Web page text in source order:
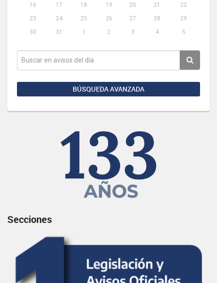
16
17 18 19 20 21
22
23
24 25 26 27 28
29
30
31 1 2 3 4 5
BÚSQUEDA AVANZADA
Secciones